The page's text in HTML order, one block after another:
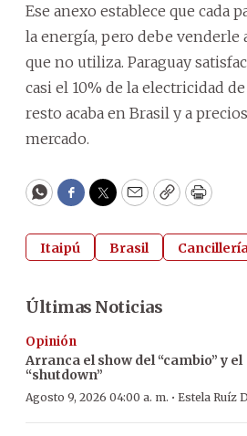
Ese anexo establece que cada
la energía, pero debe venderle
que no utiliza. Paraguay
casi el 10% de la electricidad
resto acaba en Brasil y a
mercado.
WhatsApp
Facebook
Twitter
EmailCopyPrint
Itaipú Brasil
Últimas Noticias
Opinión
Arranca el show del “cambio” y el
“shutdown”
Agosto 9, 2026 04:00 a. m. · Estela Ruíz